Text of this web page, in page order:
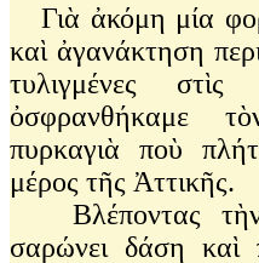
Γιὰ ἀκόμη μία
καὶ ἀγανάκτηση
τυλιγμένες
ὀσφρανθήκαμε
πυρκαγιὰ ποὺ
μέρος τῆς Ἀττικῆς.
Βλέποντας τὴν
σαρώνει δάση καὶ